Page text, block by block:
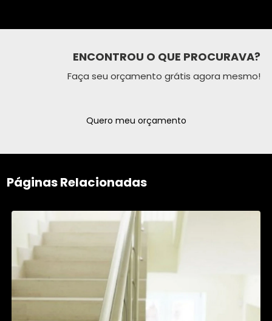
ENCONTROU O QUE PROCURAVA?
Faça seu orçamento grátis agora mesmo!
Quero meu orçamento
Páginas Relacionadas